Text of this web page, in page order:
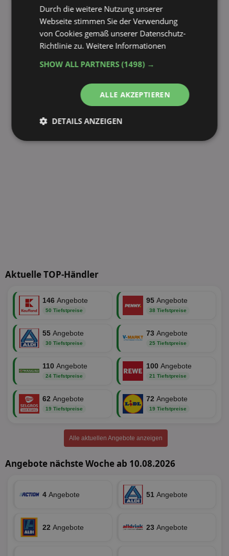
alle Produkte anzeigen
Aktuelle TOP-Händler
146 Angebote
50 Tiefstpreise
95 Angebote
38 Tiefstpreise
55 Angebote
30 Tiefstpreise
73 Angebote
25 Tiefstpreise
110 Angebote
24 Tiefstpreise
100 Angebote
21 Tiefstpreise
62 Angebote
19 Tiefstpreise
72 Angebote
19 Tiefstpreise
Alle aktuellen Angebote anzeigen
Angebote nächste Woche ab 10.08.2026
4 Angebote 51 Angebote
22 Angebote 23 Angebote
Durch die weitere Nutzung unserer
Webseite stimmen Sie der Verwendung
von Cookies gemäß unserer Datenschutz-
Richtlinie zu.Weitere Informationen
SHOW ALL PARTNERS(1498) →
ALLE AKZEPTIEREN
DETAILS ANZEIGEN
Unbedingt
Performance
Unbedingt erforderlich
Performance
Funktionalität Unklassifizierte
Unbedingt erforderliche Cookies ermöglichen
wesentliche Kernfunktionen der Website wie die
Benutzeranmeldung und die Kontoverwaltung.
Ohne die unbedingt erforderlichen Cookies kann die
Website nicht ordnungsgemäß verwendet werden.
Provider
identifier
aktionspreis.de 1 Jahr
securitytoken
aktionspreis.de
PHPSESSID
PHP.net
www.aktionspreis.de